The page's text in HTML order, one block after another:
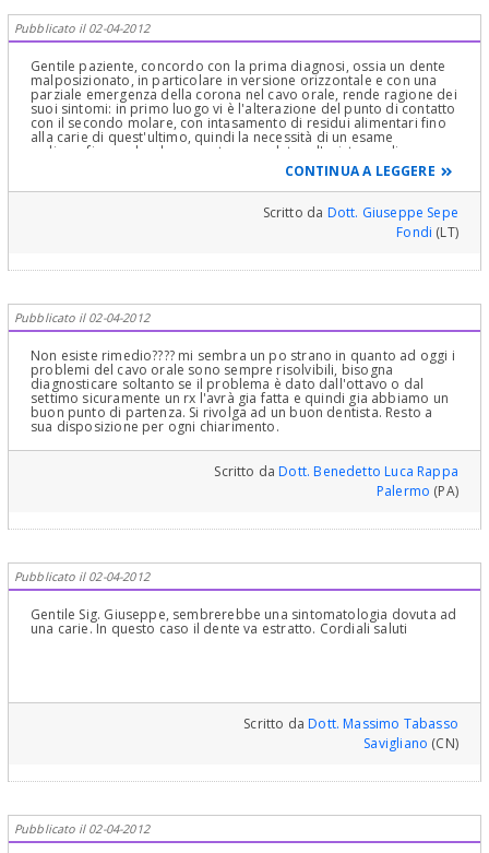
Pubblicato il 02-04-2012
Gentile paziente, concordo con la prima diagnosi, ossia un dente
malposizionato, in particolare in versione orizzontale e con una
parziale emergenza della corona nel cavo orale, rende ragione dei
suoi sintomi: in primo luogo vi è l'alterazione del punto di contatto
con il secondo molare, con intasamento di residui alimentari fino
alla carie di quest'ultimo, quindi la necessità di un esame
radiografico endorale accurato per valutare l'esistenza di una
carie del secondo molare, la sua estensione e, dai sintomi, un
eventuale coinvolgimento della polpa; in secondo luogo, la
parziale emergenza della corona del terzo molare nel cavo orale
comporta uno spazio virtuale impossibile da detergere, con
gengivite e infiammazione cronica. Infine la stessa malposizione
CONTINUA A LEGGERE
Scritto da Dott. Giuseppe Sepe
Fondi (LT)
Pubblicato il 02-04-2012
Non esiste rimedio???? mi sembra un po strano in quanto ad oggi i
problemi del cavo orale sono sempre risolvibili, bisogna
diagnosticare soltanto se il problema è dato dall'ottavo o dal
settimo sicuramente un rx l'avrà gia fatta e quindi gia abbiamo un
buon punto di partenza. Si rivolga ad un buon dentista. Resto a
sua disposizione per ogni chiarimento.
Scritto daDott. Benedetto Luca Rappa
Palermo (PA)
Pubblicato il 02-04-2012
Gentile Sig. Giuseppe, sembrerebbe una sintomatologia dovuta ad
una carie. In questo caso il dente va estratto. Cordiali saluti
Scritto daDott. Massimo Tabasso
Savigliano (CN)
Pubblicato il 02-04-2012